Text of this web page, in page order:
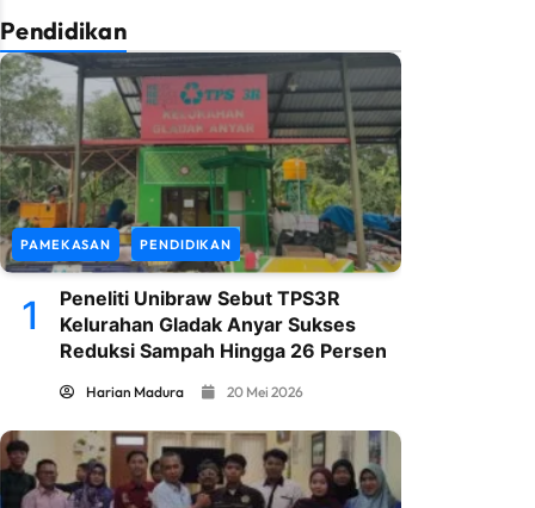
Pendidikan
PAMEKASAN PENDIDIKAN
1
Peneliti Unibraw Sebut TPS3R
Kelurahan Gladak Anyar Sukses
Reduksi Sampah Hingga 26 Persen
Harian Madura 20 Mei 2026